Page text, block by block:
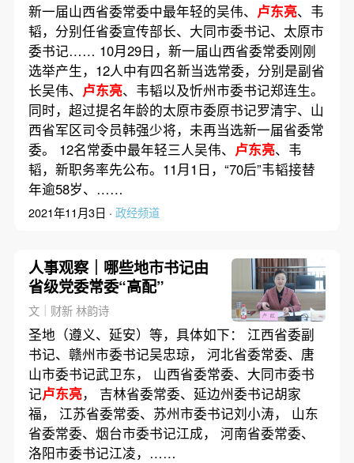
新一届山西省委常委中最年轻的吴伟、 卢东亮、韦
韬，分别任省委宣传部长、大同市委书记、太原市
委书记…… 10月29日，新一届山西省委常委刚刚
选举产生，12人中有四名新当选常委，分别是副省
长吴伟、 卢东亮、韦韬以及忻州市委书记郑连生。
同时，超过提名年龄的太原市委原书记罗清宇、山
西省军区司令员韩强少将，未再当选新一届省委常
委。 12名常委中最年轻三人吴伟、 卢东亮、韦
韬，新职务率先公布。11月1日，“70后”韦韬接替
年逾58岁、……
2021年11月3日 · 政经频道
人事观察｜哪些地市书记由
省级党委常委“高配”
文｜财新 林韵诗
圣地（遵义、延安）等，具体如下： 江西省委副
书记、赣州市委书记吴忠琼， 河北省委常委、唐
山市委书记武卫东， 山西省委常委、大同市委书
记卢东亮， 吉林省委常委、延边州委书记胡家
福， 江苏省委常委、苏州市委书记刘小涛， 山东
省委常委、烟台市委书记江成， 河南省委常委、
洛阳市委书记江凌，……